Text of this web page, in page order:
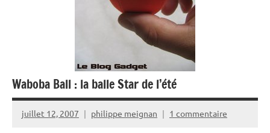
Waboba Ball : la balle Star de l’été
juillet 12, 2007 philippe meignan 1 commentaire